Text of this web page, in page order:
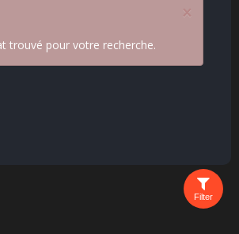
×
trouvé pour votre recherche.
Filter